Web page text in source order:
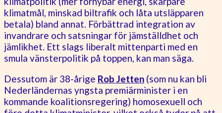
klimatmål, minskad biltrafik och låta utsläpparen
betala) bland annat. Förbättrad integration av
invandrare och satsningar för jämställdhet och
jämlikhet. Ett slags liberalt mittenparti med en
smula vänsterpolitik på toppen, kan man säga.
Dessutom är 38-årige Rob Jetten (som nu kan bli
Nederländernas yngsta premiärminister i en
kommande koalitionsregering) homosexuell och